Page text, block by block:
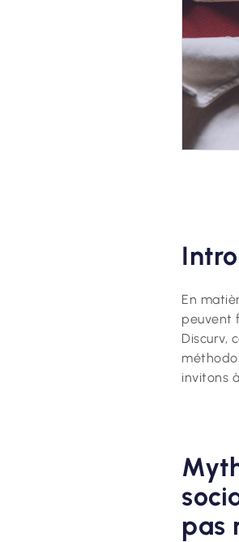
En
peuvent
Discurv,
invitons
pas